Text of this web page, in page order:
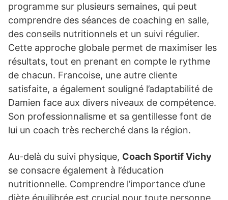
programme sur plusieurs semaines, qui peut
comprendre des séances de coaching en salle,
des conseils nutritionnels et un suivi régulier.
Cette approche globale permet de maximiser les
résultats, tout en prenant en compte le rythme
de chacun. Francoise, une autre cliente
satisfaite, a également souligné l’adaptabilité de
Damien face aux divers niveaux de compétence.
Son professionnalisme et sa gentillesse font de
lui un coach très recherché dans la région.
Au-delà du suivi physique, Coach Sportif Vichy
se consacre également à l’éducation
nutritionnelle. Comprendre l’importance d’une
diète équilibrée est crucial pour toute personne